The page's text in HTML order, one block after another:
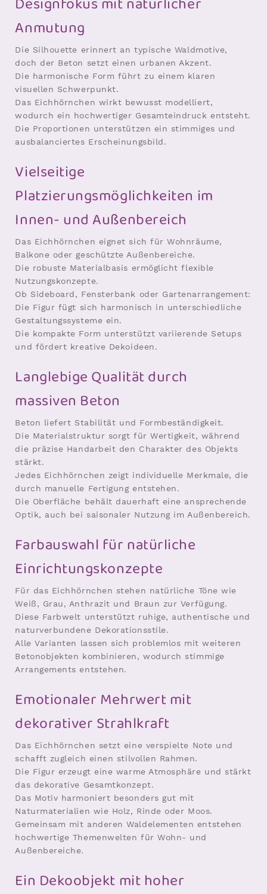
Anmutung
Die Silhouette erinnert an typische Waldmotive,
doch der Beton setzt einen urbanen Akzent.
Die harmonische Form führt zu einem klaren
visuellen Schwerpunkt.
Das Eichhörnchen wirkt bewusst modelliert,
wodurch ein hochwertiger Gesamteindruck entsteht.
Die Proportionen unterstützen ein stimmiges und
ausbalanciertes Erscheinungsbild.
Vielseitige
Platzierungsmöglichkeiten im
Innen- und Außenbereich
Das Eichhörnchen eignet sich für Wohnräume,
Balkone oder geschützte Außenbereiche.
Die robuste Materialbasis ermöglicht flexible
Nutzungskonzepte.
Ob Sideboard, Fensterbank oder Gartenarrangement:
Die Figur fügt sich harmonisch in unterschiedliche
Gestaltungssysteme ein.
Die kompakte Form unterstützt variierende Setups
und fördert kreative Dekoideen.
Langlebige Qualität durch
massiven Beton
Beton liefert Stabilität und Formbeständigkeit.
Die Materialstruktur sorgt für Wertigkeit, während
die präzise Handarbeit den Charakter des Objekts
stärkt.
Jedes Eichhörnchen zeigt individuelle Merkmale, die
durch manuelle Fertigung entstehen.
Die Oberfläche behält dauerhaft eine ansprechende
Optik, auch bei saisonaler Nutzung im Außenbereich.
Farbauswahl für natürliche
Einrichtungskonzepte
Für das Eichhörnchen stehen natürliche Töne wie
Weiß, Grau, Anthrazit und Braun zur Verfügung.
Diese Farbwelt unterstützt ruhige, authentische und
naturverbundene Dekorationsstile.
Alle Varianten lassen sich problemlos mit weiteren
Betonobjekten kombinieren, wodurch stimmige
Arrangements entstehen.
Emotionaler Mehrwert mit
dekorativer Strahlkraft
Das Eichhörnchen setzt eine verspielte Note und
schafft zugleich einen stilvollen Rahmen.
Die Figur erzeugt eine warme Atmosphäre und stärkt
das dekorative Gesamtkonzept.
Das Motiv harmoniert besonders gut mit
Naturmaterialien wie Holz, Rinde oder Moos.
Gemeinsam mit anderen Waldelementen entstehen
hochwertige Themenwelten für Wohn- und
Außenbereiche.
Ein Dekoobjekt mit hoher